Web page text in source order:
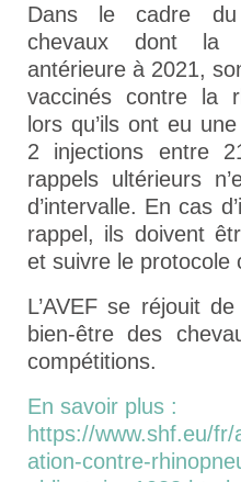
Dans le cadre
chevaux dont la
antérieure à 2021,
vaccinés contre la
lors qu’ils ont eu
2 injections entre
rappels ultérieurs
d’intervalle. En cas
rappel, ils doivent
et suivre le protocole
L’AVEF se réjouit
bien-être des
compétitions.
En savoir plus :
https://www.shf.eu/
ation-contre-